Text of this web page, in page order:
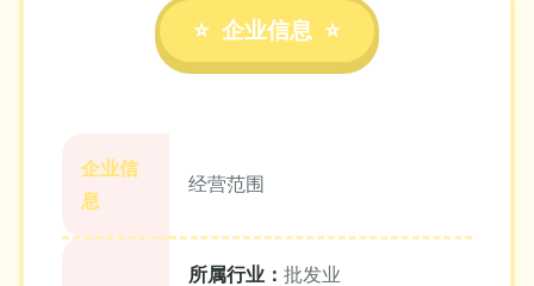
企业信息
企业信
息
经营范围
所属行业： 批发业